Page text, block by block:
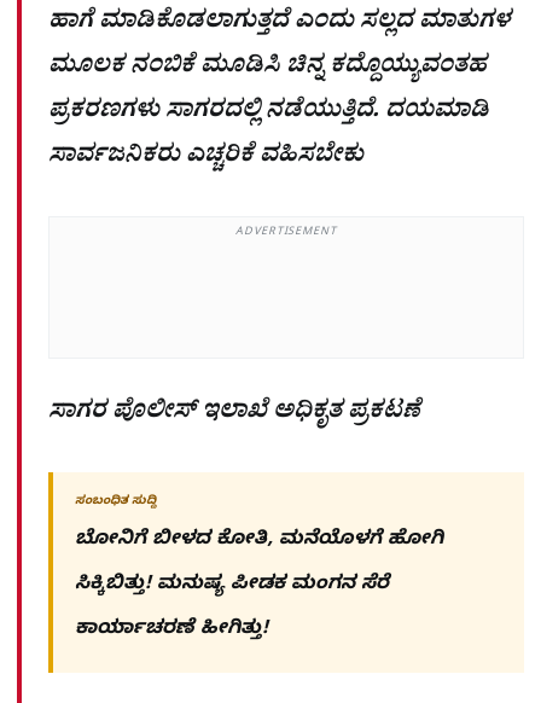
ಹಾಗೆ ಮಾಡಿಕೊಡಲಾಗುತ್ತದೆ ಎಂದು ಸಲ್ಲದ ಮಾತುಗಳ
ಮೂಲಕ ನಂಬಿಕೆ ಮೂಡಿಸಿ ಚಿನ್ನ ಕದ್ದೊಯ್ಯುವಂತಹ
ಪ್ರಕರಣಗಳು ಸಾಗರದಲ್ಲಿ ನಡೆಯುತ್ತಿದೆ. ದಯಮಾಡಿ
ಸಾರ್ವಜನಿಕರು ಎಚ್ಚರಿಕೆ ವಹಿಸಬೇಕು
ADVERTISEMENT
ಸಾಗರ ಪೊಲೀಸ್ ಇಲಾಖೆ ಅಧಿಕೃತ ಪ್ರಕಟಣೆ
ಸಂಬಂಧಿತ ಸುದ್ದಿ
ಬೋನಿಗೆ ಬೀಳದ ಕೋತಿ, ಮನೆಯೊಳಗೆ ಹೋಗಿ
ಸಿಕ್ಕಿಬಿತ್ತು! ಮನುಷ್ಯ ಪೀಡಕ ಮಂಗನ ಸೆರೆ
ಕಾರ್ಯಾಚರಣೆ ಹೀಗಿತ್ತು!